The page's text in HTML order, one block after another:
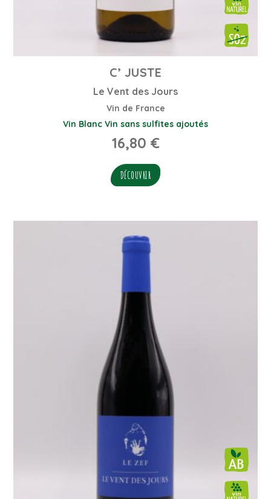
C’ JUSTE
Le Vent des Jours
Vin de France
Vin Blanc Vin sans sulfites ajoutés
16,80 €
DÉCOUVRIR